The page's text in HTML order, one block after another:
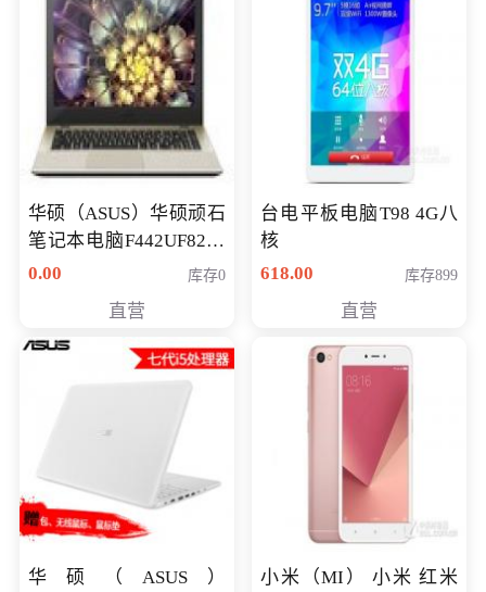
华硕（ASUS）华硕顽石
笔记本电脑F442UF8250
八代独显轻薄办公商务
0.00 库存0
直营
台电平板电脑T98 4G八
核
618.00
库存899
直营
华硕（ASUS）
小米（MI） 小米 红米